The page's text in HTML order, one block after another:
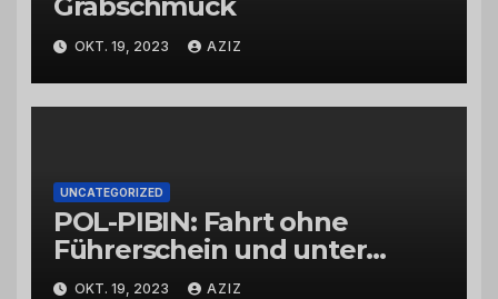
Grabschmuck
OKT. 19, 2023 AZIZ
UNCATEGORIZED
POL-PIBIN: Fahrt ohne
Führerschein und unter
Einfluss von Drogen
OKT. 19, 2023 AZIZ